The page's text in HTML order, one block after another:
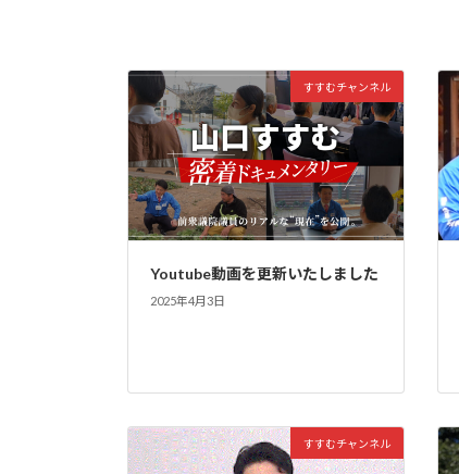
すすむチャンネル
Youtube動画を更新いたしました
2025年4月3日
すすむチャンネル